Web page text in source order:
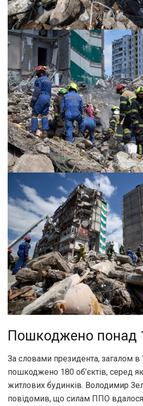
Пошкоджено понад
За словами президента, загалом в
пошкоджено 180 об’єктів, серед
житлових будинків. Володимир
повідомив, що силам ППО вдалося